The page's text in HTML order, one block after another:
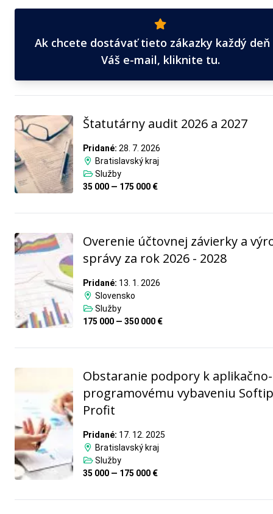
Ak chcete dostávať tieto zákazky každý deň
Váš e-mail, kliknite tu.
Štatutárny audit 2026 a 2027
Pridané: 28. 7. 2026
Bratislavský kraj
Služby
35 000 — 175 000 €
Overenie účtovnej závierky a
správy za rok 2026 - 2028
Pridané: 13. 1. 2026
Slovensko
Služby
175 000 — 350 000 €
Obstaranie podpory k aplikačno-
programovému vybaveniu Softip
Profit
Pridané: 17. 12. 2025
Bratislavský kraj
Služby
35 000 — 175 000 €